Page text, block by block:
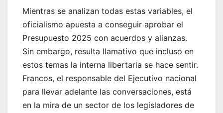
Mientras se analizan todas estas variables, el
oficialismo apuesta a conseguir aprobar el
Presupuesto 2025 con acuerdos y alianzas.
Sin embargo, resulta llamativo que incluso en
estos temas la interna libertaria se hace sentir.
Francos, el responsable del Ejecutivo nacional
para llevar adelante las conversaciones, está
en la mira de un sector de los legisladores de